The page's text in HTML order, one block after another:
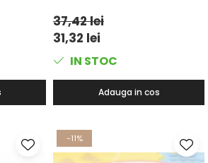
37,42 lei
31,32 lei
IN STOC
Adauga in cos
-11%